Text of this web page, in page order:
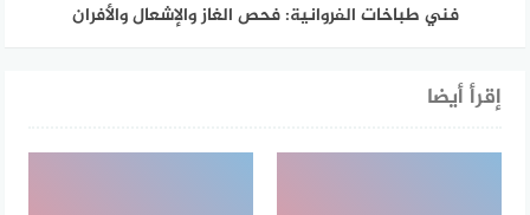
فني طباخات الفروانية: فحص الغاز والإشعال والأفران
إقرأ أيضا